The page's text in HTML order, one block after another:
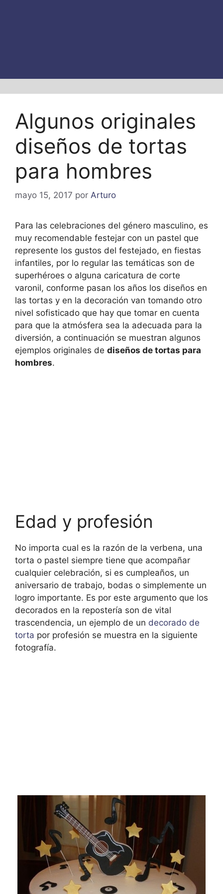
Algunos originales
diseños de tortas
para hombres
mayo 15, 2017 por Arturo
Para las celebraciones del género masculino, es
muy recomendable festejar con un pastel que
represente los gustos del festejado, en fiestas
infantiles, por lo regular las temáticas son de
superhéroes o alguna caricatura de corte
varonil, conforme pasan los años los diseños en
las tortas y en la decoración van tomando otro
nivel sofisticado que hay que tomar en cuenta
para que la atmósfera sea la adecuada para la
diversión, a continuación se muestran algunos
ejemplos originales de diseños de tortas para
hombres.
Edad y profesión
No importa cual es la razón de la verbena, una
torta o pastel siempre tiene que acompañar
cualquier celebración, si es cumpleaños, un
aniversario de trabajo, bodas o simplemente un
logro importante. Es por este argumento que los
decorados en la repostería son de vital
trascendencia, un ejemplo de un decorado de
torta por profesión se muestra en la siguiente
fotografía.